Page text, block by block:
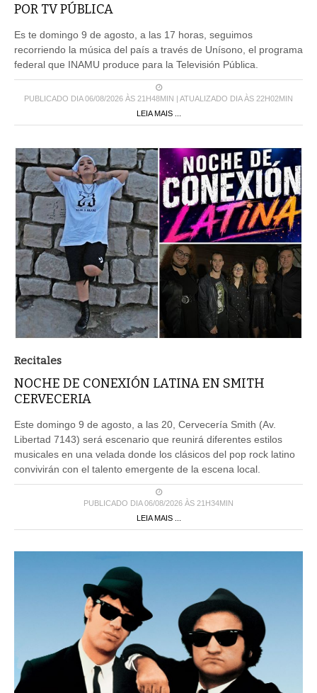
POR TV PÚBLICA
Es te domingo 9 de agosto, a las 17 horas, seguimos
recorriendo la música del país a través de Unísono, el programa
federal que INAMU produce para la Televisión Pública.
PUBLICADO DIA 06/08/2026 ÀS 21H48MIN | ATUALIZADO DIA ÀS 22H02MIN
LEIA MAIS ...
Recitales
NOCHE DE CONEXIÓN LATINA EN SMITH
CERVECERIA
Este domingo 9 de agosto, a las 20, Cervecería Smith (Av.
Libertad 7143) será escenario que reunirá diferentes estilos
musicales en una velada donde los clásicos del pop rock latino
convivirán con el talento emergente de la escena local.
PUBLICADO DIA 06/08/2026 ÀS 21H34MIN
LEIA MAIS ...